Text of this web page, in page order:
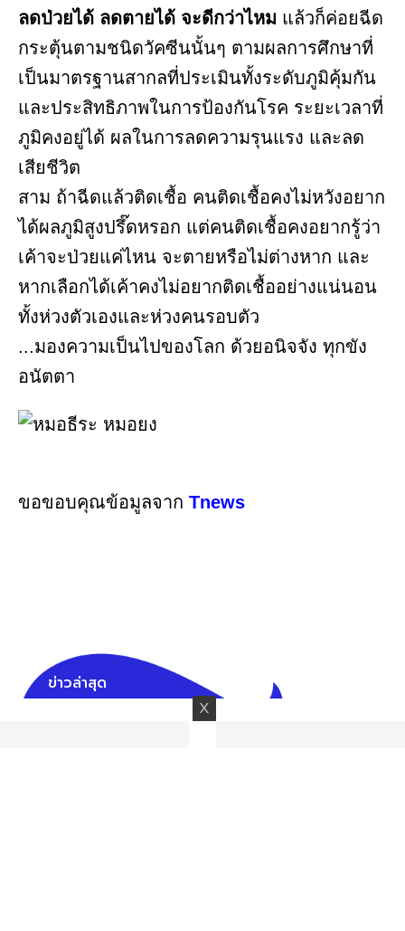
ลดป่วยได้ ลดตายได้ จะดีกว่าไหม แล้วก็ค่อยฉีด
กระตุ้นตามชนิดวัคซีนนั้นๆ ตามผลการศึกษาที่
เป็นมาตรฐานสากลที่ประเมินทั้งระดับภูมิคุ้มกัน
และประสิทธิภาพในการป้องกันโรค ระยะเวลาที่
ภูมิคงอยู่ได้ ผลในการลดความรุนแรง และลด
เสียชีวิต
สาม ถ้าฉีดแล้วติดเชื้อ คนติดเชื้อคงไม่หวังอยาก
ได้ผลภูมิสูงปรึ๊ดหรอก แต่คนติดเชื้อคงอยากรู้ว่า
เค้าจะป่วยแค่ไหน จะตายหรือไม่ต่างหาก และ
หากเลือกได้เค้าคงไม่อยากติดเชื้ออย่างแน่นอน
ทั้งห่วงตัวเองและห่วงคนรอบตัว
...มองความเป็นไปของโลก ด้วยอนิจจัง ทุกขัง
อนัตตา
ขอขอบคุณข้อมูลจาก Tnews
ข่าวล่าสุด